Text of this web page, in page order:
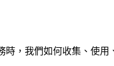
，我們如何收集、使用